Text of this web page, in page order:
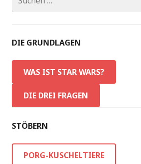
nach:
DIE GRUNDLAGEN
WAS IST STAR WARS?
DIE DREI FRAGEN
STÖBERN
PORG-KUSCHELTIERE